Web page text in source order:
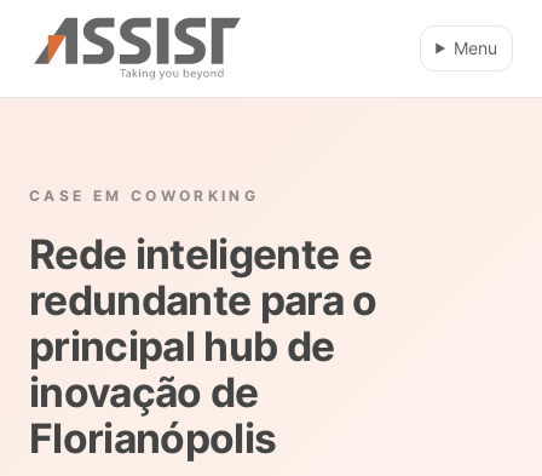
Ir direto para o conteúdo
Menu
CASE EM COWORKING
Rede inteligente e
redundante para o
principal hub de
inovação de
Florianópolis